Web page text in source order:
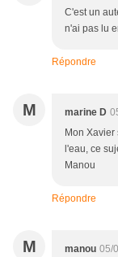
C'est un
n'ai pas lu
Répondre
M marine D
Mon
l'eau, ce
Manou
Répondre
M manou 05/